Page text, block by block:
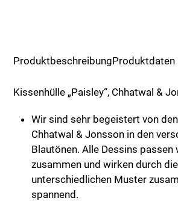
Menge
ProduktbeschreibungProduktdaten
Kissenhülle „Paisley“, Chhatwal &
Wir sind sehr begeistert von
Chhatwal & Jonsson in den
Blautönen. Alle Dessins passen
zusammen und wirken durch die
unterschiedlichen Muster
spannend.